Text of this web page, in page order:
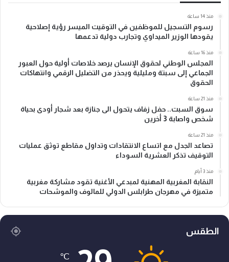
منذ 14 ساعة
رسوم التسجيل للموظفين في التوقيت الميسر رؤية إصلاحية
يقودها الوزير الميداوي وتجارب دولية تدعمها
منذ 16 ساعة
المجلس الوطني لحقوق الإنسان يرصد خلاصات أولية حول العبور
الجماعي إلى سبتة ومليلية ويحذر من التضليل الرقمي وانتهاكات
الحقوق
منذ 21 ساعة
سوق السبت.. حفل زفاف يتحول الى جنازة بعد شجار أودى بحياة
شخص واصابة 3 أخرين
منذ 21 ساعة
تصاعد الجدل مع اتساع الانتقادات وتداول مقاطع توثق عمليات
التوقيف تذكر العشرية السوداء
منذ 3 أيام
النقابة المغربية المهنية لمبدعي الأغنية تقود مشاركة مغربية
متميزة في مهرجان طرابلس الدولي للمالوف والموشحات
الطقس
℃